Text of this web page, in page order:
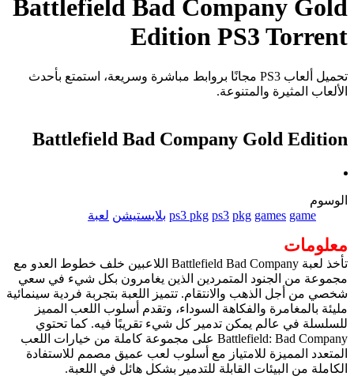
Battlefield Bad Company Gold
Edition PS3 Torrent
تحميل ألعاب PS3 مجانًا بروابط مباشرة وسريعة، استمتع بأحدث
الألعاب المثيرة والمتنوعة.
Battlefield Bad Company Gold Edition
الوسوم
game
games
pkg
ps3
ps3 pkg بلايستيشن لعبة
معلومات
تأخذ لعبة Battlefield Bad Company اللاعبين خلف خطوط العدو مع
مجموعة من الجنود المتمردين الذين يغامرون بكل شيء في سعي
شخصي من أجل الذهب والانتقام. تتميز اللعبة بتجربة فردية سينمائية
مليئة بالمغامرة والفكاهة السوداء، وتقدم أسلوب اللعب المميز
للسلسلة في عالم يمكن تدمير كل شيء تقريبًا فيه. كما تحتوي
Battlefield: Bad Company على مجموعة كاملة من خيارات اللعب
المتعدد المميزة للامتياز مع أسلوب لعب عميق مصمم للاستفادة
الكاملة من البيئات القابلة للتدمير بشكل هائل في اللعبة.